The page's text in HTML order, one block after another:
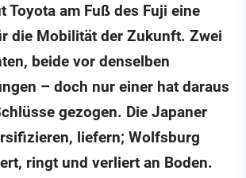
Toyota am Fuß des Fuji eine
die Mobilität der Zukunft. Zwei
beide vor denselben
– doch nur einer hat daraus
gezogen. Die Japaner
liefern; Wolfsburg
ringt und verliert an Boden.